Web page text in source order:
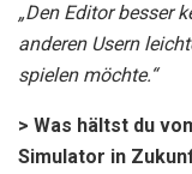
„Den Editor besser
anderen Usern
spielen möchte.“
> Was hältst du
Simulator in